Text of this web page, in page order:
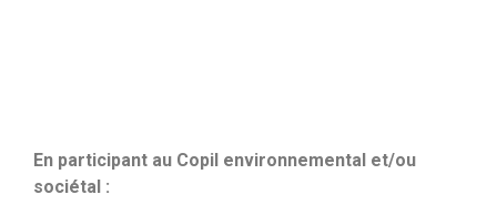
En participant au Copil environnemental et/ou
sociétal :